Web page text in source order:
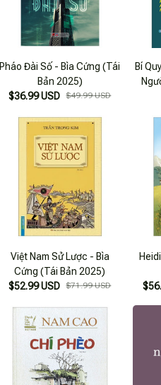
Pháo Đài Số - Bìa Cứng (Tái
Bản 2025)
$36.99 USD
$49.99 USD
Bí
Việt Nam Sử Lược - Bìa
Cứng (Tái Bản 2025)
$52.99 USD
$71.99 USD